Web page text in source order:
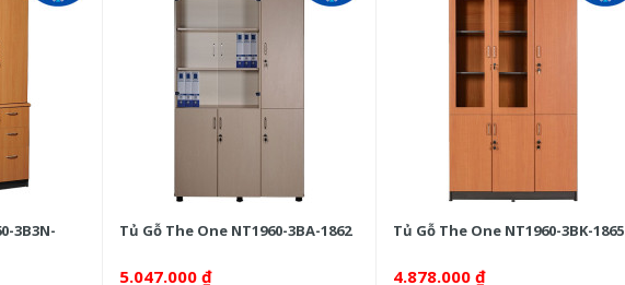
3B3N-
Tủ Gỗ The One NT1960-3BA-1862
5.047.000 ₫
Tủ Gỗ The One NT1960-3BK-1865
4.878.000 ₫